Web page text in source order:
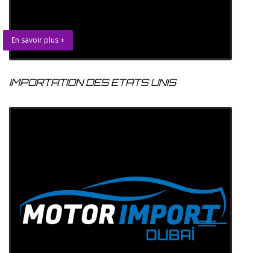
En savoir plus +
IMPORTATION DES ETATS UNIS